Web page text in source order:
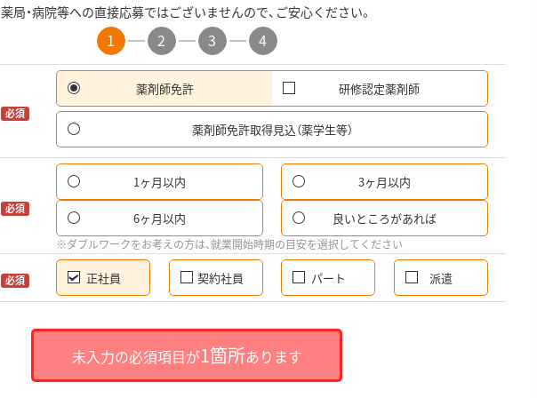
薬局・病院等への直接応募ではございませんので、ご安心ください。
1 2 3 4
必須
薬剤師免許 研修認定薬剤師
薬剤師免許取得見込（薬学生等）
必須
1ヶ月以内 3ヶ月以内
6ヶ月以内 良いところがあれば
※ダブルワークをお考えの方は、就業開始時期の目安を選択してください
必須 正社員 契約社員 パート 派遣
未入力の必須項目が1箇所あります